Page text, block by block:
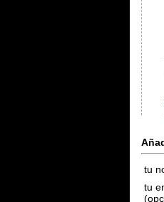
tu
tu